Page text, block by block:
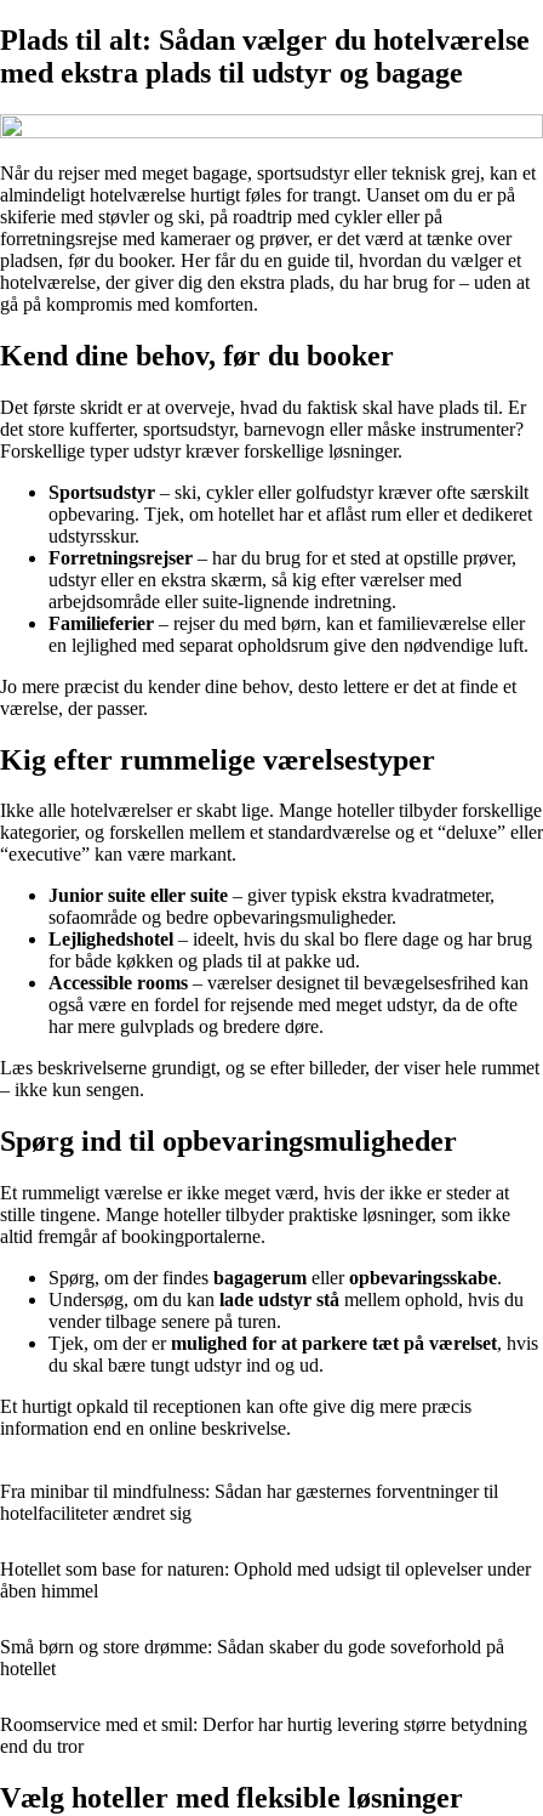
Plads til alt: Sådan vælger du hotelværelse
med ekstra plads til udstyr og bagage
Når du rejser med meget bagage, sportsudstyr eller teknisk grej, kan et
almindeligt hotelværelse hurtigt føles for trangt. Uanset om du er på
skiferie med støvler og ski, på roadtrip med cykler eller på
forretningsrejse med kameraer og prøver, er det værd at tænke over
pladsen, før du booker. Her får du en guide til, hvordan du vælger et
hotelværelse, der giver dig den ekstra plads, du har brug for – uden at
gå på kompromis med komforten.
Kend dine behov, før du booker
Det første skridt er at overveje, hvad du faktisk skal have plads til. Er
det store kufferter, sportsudstyr, barnevogn eller måske instrumenter?
Forskellige typer udstyr kræver forskellige løsninger.
Sportsudstyr – ski, cykler eller golfudstyr kræver ofte særskilt
opbevaring. Tjek, om hotellet har et aflåst rum eller et dedikeret
udstyrsskur.
Forretningsrejser – har du brug for et sted at opstille prøver,
udstyr eller en ekstra skærm, så kig efter værelser med
arbejdsområde eller suite-lignende indretning.
Familieferier – rejser du med børn, kan et familieværelse eller
en lejlighed med separat opholdsrum give den nødvendige luft.
Jo mere præcist du kender dine behov, desto lettere er det at finde et
værelse, der passer.
Kig efter rummelige værelsestyper
Ikke alle hotelværelser er skabt lige. Mange hoteller tilbyder forskellige
kategorier, og forskellen mellem et standardværelse og et “deluxe” eller
“executive” kan være markant.
Junior suite eller suite – giver typisk ekstra kvadratmeter,
sofaområde og bedre opbevaringsmuligheder.
Lejlighedshotel – ideelt, hvis du skal bo flere dage og har brug
for både køkken og plads til at pakke ud.
Accessible rooms – værelser designet til bevægelsesfrihed kan
også være en fordel for rejsende med meget udstyr, da de ofte
har mere gulvplads og bredere døre.
Læs beskrivelserne grundigt, og se efter billeder, der viser hele rummet
– ikke kun sengen.
Spørg ind til opbevaringsmuligheder
Et rummeligt værelse er ikke meget værd, hvis der ikke er steder at
stille tingene. Mange hoteller tilbyder praktiske løsninger, som ikke
altid fremgår af bookingportalerne.
Spørg, om der findes bagagerum elleropbevaringsskabe.
Undersøg, om du kan lade udstyr stå mellem ophold, hvis du
vender tilbage senere på turen.
Tjek, om der ermulighed for at parkere tæt på værelset, hvis
du skal bære tungt udstyr ind og ud.
Et hurtigt opkald til receptionen kan ofte give dig mere præcis
information end en online beskrivelse.
Fra minibar til mindfulness: Sådan har gæsternes forventninger til
hotelfaciliteter ændret sig
Hotellet som base for naturen: Ophold med udsigt til oplevelser under
åben himmel
Små børn og store drømme: Sådan skaber du gode soveforhold på
hotellet
Roomservice med et smil: Derfor har hurtig levering større betydning
end du tror
Vælg hoteller med fleksible løsninger